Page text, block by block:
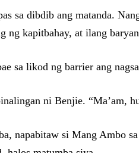
sa dibdib ang matanda.
ng kapitbahay, at ilang
sa likod ng barrier ang
ni Benjie. “Ma’am,
napabitaw si Mang Ambo